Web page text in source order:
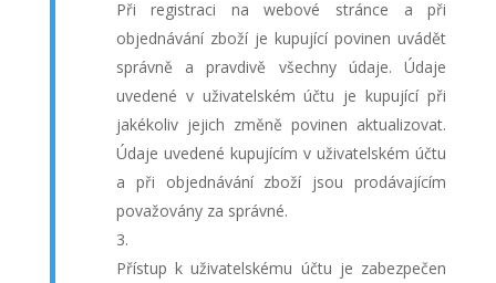
Při registraci na webové stránce a při
objednávání zboží je kupující povinen uvádět
správně a pravdivě všechny údaje. Údaje
uvedené v uživatelském účtu je kupující při
jakékoliv jejich změně povinen aktualizovat.
Údaje uvedené kupujícím v uživatelském účtu
a při objednávání zboží jsou prodávajícím
považovány za správné.
Přístup k uživatelskému účtu je zabezpečen